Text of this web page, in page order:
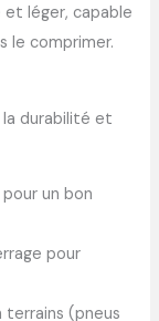
léger, capable
le comprimer.
la durabilité et
un bon
pour
terrains (pneus